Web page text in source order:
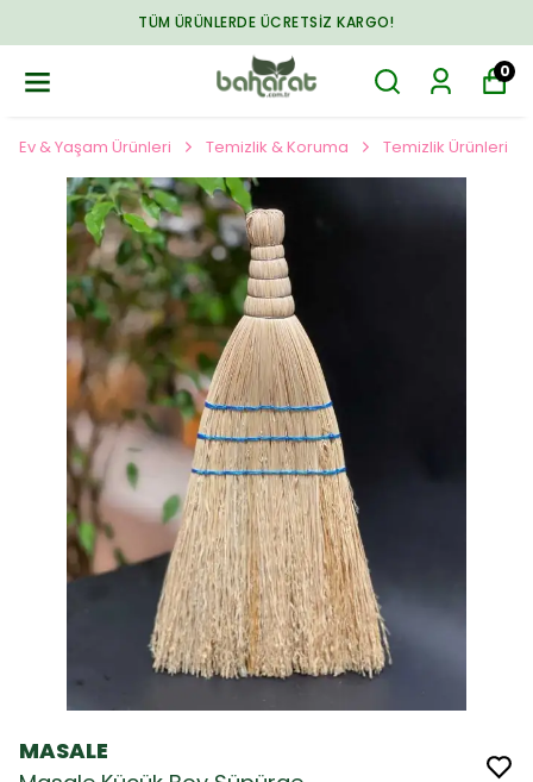
TÜM ÜRÜNLERDE ÜCRETSIZ KARGO!
0
Ev & Yaşam Ürünleri Temizlik & Koruma Temizlik Ürünleri
MASALE